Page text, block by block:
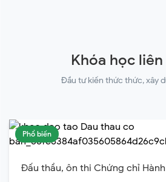
Khóa học
Đầu tư kiến thức thức, xây
Phổ biến
Đấu thầu, ôn thi Chứng chỉ